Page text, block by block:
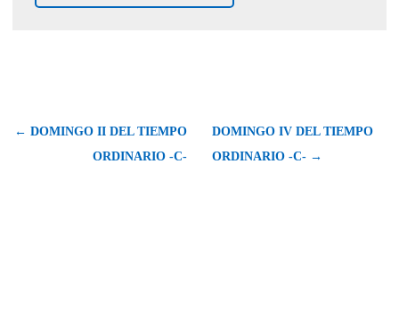
← DOMINGO II DEL TIEMPO
ORDINARIO -C-
DOMINGO IV DEL TIEMPO
ORDINARIO -C- →